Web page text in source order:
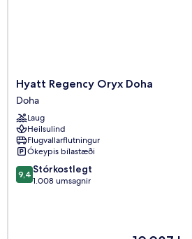
Hyatt
Regency
Oryx
Doha
Doha
Hyatt Regency Oryx Doha
Doha
Laug
Heilsulind
Flugvallarflutningur
Ókeypis bílastæði
9.4
af
9,4 Stórkostlegt
1.008 umsagnir